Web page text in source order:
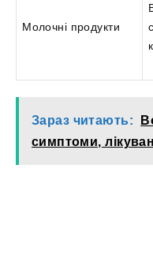
Молочні продукти
Зараз читають:
симптоми,